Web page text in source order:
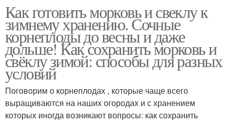
Как готовить морковь и свеклу к
зимнему хранению. Сочные
корнеплоды до весны и даже
дольше! Как сохранить морковь и
свёклу зимой: способы для разных
условий
Поговорим о корнеплодах , которые чаще всего
выращиваются на наших огородах и с хранением
которых иногда возникают вопросы: как сохранить